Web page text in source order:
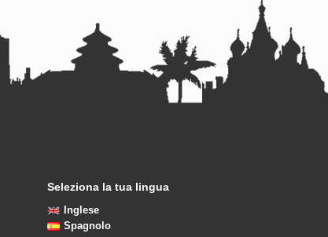
Seleziona la tua lingua
Inglese
Spagnolo